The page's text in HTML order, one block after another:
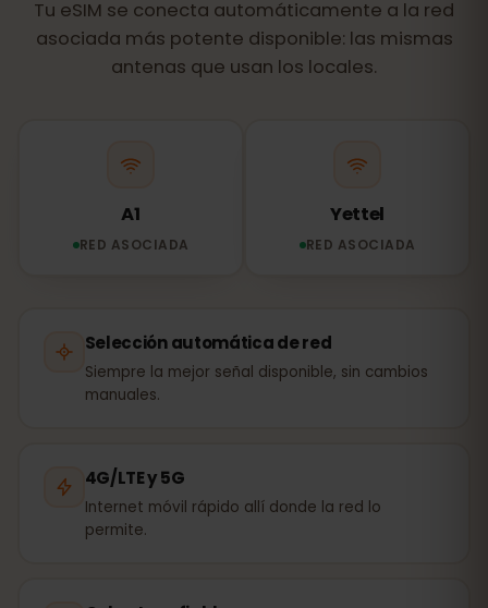
Tu eSIM se conecta automáticamente a la red
asociada más potente disponible: las mismas
antenas que usan los locales.
A1
RED ASOCIADA
Yettel
RED ASOCIADA
Selección automática de red
Siempre la mejor señal disponible, sin cambios
manuales.
4G/LTE y 5G
Internet móvil rápido allí donde la red lo
permite.